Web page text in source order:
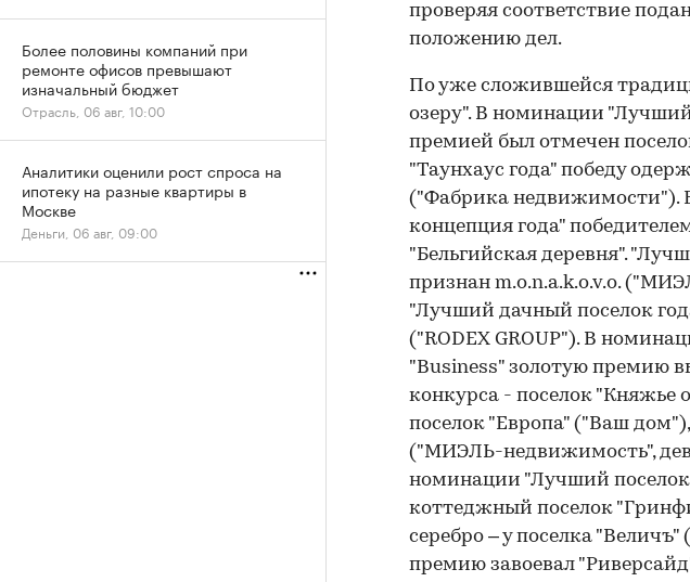
проверяя соответствие
положению дел.
По уже сложившейся
озеру". В номинации
премией был отмечен
"Таунхаус года" победу
("Фабрика недвижимости").
концепция года"
"Бельгийская деревня".
признан m.o.n.a.k.o.v.o.
"Лучший дачный поселок
("RODEX GROUP"). В
"Business" золотую премию
конкурса - поселок "Княжье
поселок "Европа" ("Ваш
("МИЭЛЬ-недвижимость",
номинации "Лучший поселок
коттеджный поселок
серебро – у поселка
премию завоевал
Более половины компаний при
ремонте офисов превышают
изначальный бюджет
Отрасль, 06 авг, 10:00
Аналитики оценили рост спроса на
ипотеку на разные квартиры в
Москве
Деньги, 06 авг, 09:00